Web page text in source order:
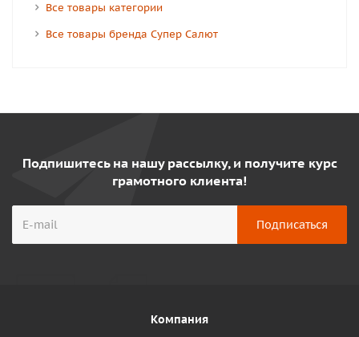
Все товары категории
Все товары бренда Супер Салют
Подпишитесь на нашу рассылку, и получите курс
грамотного клиента!
Компания